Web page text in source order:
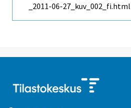
_2011-06-27_kuv_002_fi.html